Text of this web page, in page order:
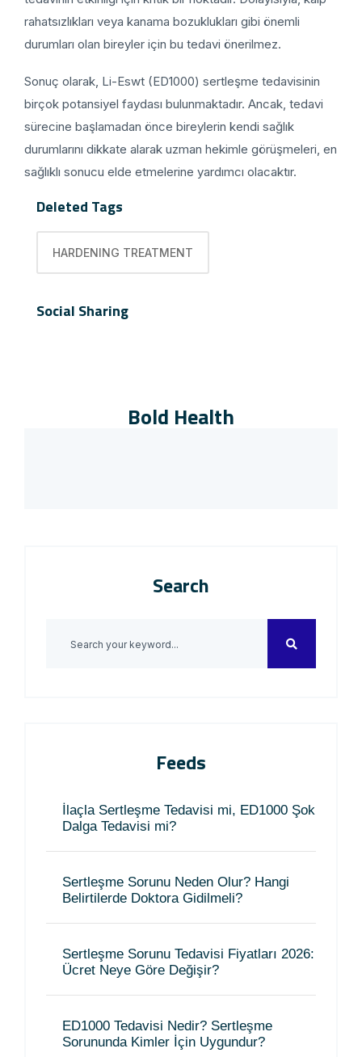
rahatsızlıkları veya kanama bozuklukları gibi önemli
durumları olan bireyler için bu tedavi önerilmez.
Sonuç olarak, Li-Eswt (ED1000) sertleşme tedavisinin
birçok potansiyel faydası bulunmaktadır. Ancak, tedavi
sürecine başlamadan önce bireylerin kendi sağlık
durumlarını dikkate alarak uzman hekimle görüşmeleri, en
sağlıklı sonucu elde etmelerine yardımcı olacaktır.
Deleted Tags
HARDENING TREATMENT
Social Sharing
Bold Health
Search
Feeds
İlaçla Sertleşme Tedavisi mi, ED1000 Şok
Dalga Tedavisi mi?
Sertleşme Sorunu Neden Olur? Hangi
Belirtilerde Doktora Gidilmeli?
Sertleşme Sorunu Tedavisi Fiyatları 2026:
Ücret Neye Göre Değişir?
ED1000 Tedavisi Nedir? Sertleşme
Sorununda Kimler İçin Uygundur?